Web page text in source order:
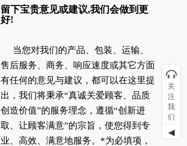
留下宝贵意见或建议,我们会做到更
好!
当您对我们的产品、包装、运输、
售后服务、商务、响应速度或其它方面
有任何的意见与建议，都可以在这里提
出，我们将秉承“真诚关爱顾客、品质
创造价值”的服务理念，遵循“创新进
取、让顾客满意”的宗旨，使您得到专
业、高效、满意地服务。*为必填项，
关
注
我
们
◀